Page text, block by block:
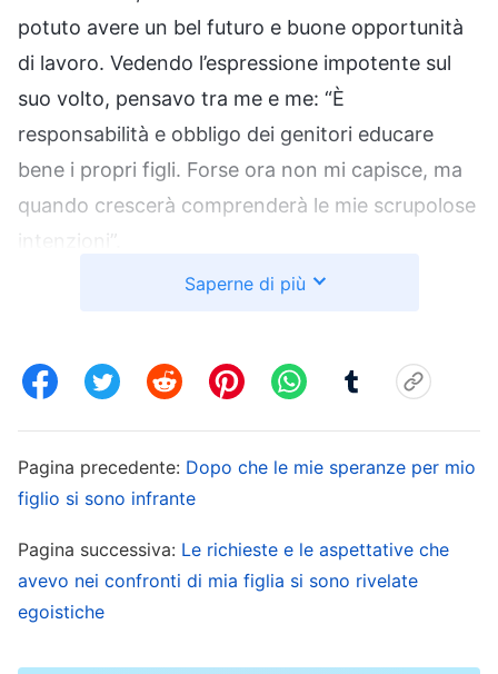
potuto avere un bel futuro e buone opportunità
di lavoro. Vedendo l’espressione impotente sul
suo volto, pensavo tra me e me: “È
responsabilità e obbligo dei genitori educare
bene i propri figli. Forse ora non mi capisce, ma
quando crescerà comprenderà le mie scrupolose
intenzioni”.
In quinta elementare, i suoi voti in matematica
spiegava le cose con pazienza, i compagni di
suoi esami erano sempre insoddisfacenti. A volte
veniva persino bocciata. Vedendo ciò, sono
diventata estremamente ansiosa e ho detto
severamente a mia figlia: “Senza buoni voti, non
entrerai nella scuola che desideri e non
Saperne di più
Pagina precedente: Dopo che le mie speranze per mio
figlio si sono infrante
Pagina successiva: Le richieste e le aspettative che
avevo nei confronti di mia figlia si sono rivelate
egoistiche